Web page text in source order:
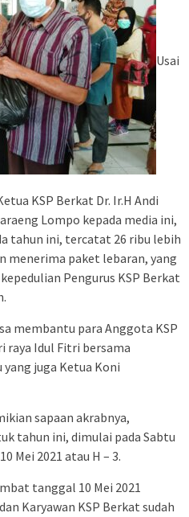
Usai
KSP Berkat Dr. Ir.H Andi
Lompo kepada media ini,
tahun ini, tercatat 26 ribu lebih
menerima paket lebaran, yang
Pengurus KSP Berkat
membantu para Anggota KSP
raya Idul Fitri bersama
yang juga Ketua Koni
sapaan akrabnya,
tahun ini, dimulai pada Sabtu
Mei 2021 atau H – 3.
tanggal 10 Mei 2021
Karyawan KSP Berkat sudah